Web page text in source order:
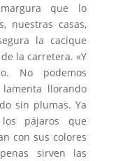
que lo
nuestras casas,
la cacique
la carretera. «Y
No podemos
llorando
sin plumas. Ya
pájaros que
con sus colores
sirven las